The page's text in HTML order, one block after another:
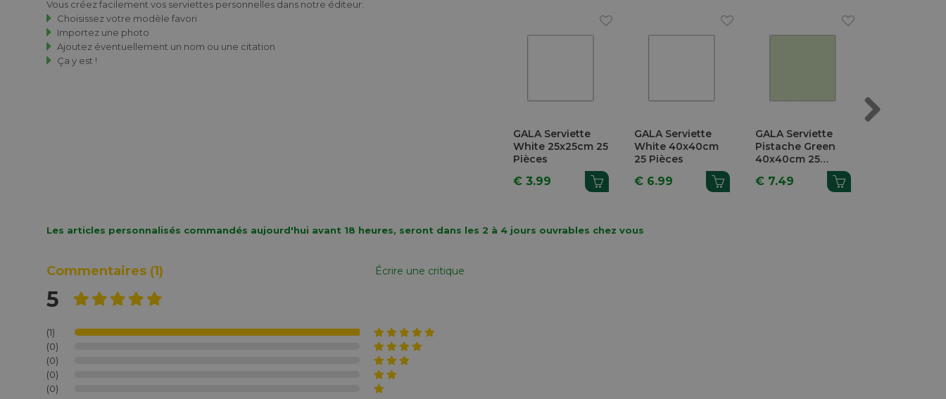
Vous créez facilement vos serviettes personnelles dans notre éditeur:
Choisissez votre modèle favori
Importez une photo
Ajoutez éventuellement un nom ou une citation
Ça y est !
GALA Serviette
White 25x25cm 25
Pièces
€ 3.99
GALA Serviette
White 40x40cm
25 Pièces
€ 6.99
GALA Serviette
Pistache Green
40x40cm 25
€ 7.49
Les articles personnalisés commandés aujourd'hui avant 18 heures, seront dans les 2 à 4 jours ouvrables chez vous
Commentaires (1) Écrire une critique
5
(1)
(0)
(0)
(0)
(0)